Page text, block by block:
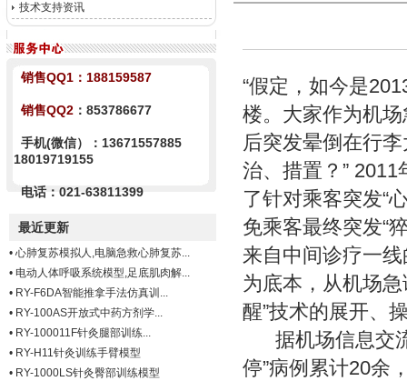
技术支持资讯
销售QQ1： 188159587
销售QQ2 ：853786677
手机(微信）：13671557885
18019719155
电话：021-63811399
最近更新
• 心肺复苏模拟人,电脑急救心肺复苏...
• 电动人体呼吸系统模型,足底肌肉解...
• RY-F6DA智能推拿手法仿真训...
• RY-100AS开放式中药方剂学...
• RY-100011F针灸腿部训练...
• RY-H11针灸训练手臂模型
• RY-1000LS针灸臀部训练模型
“假定，如今是
楼。大家作为机
后突发晕倒在行
治、措置？”
了针对乘客突发“
免乘客最终突发“
来自中间诊疗一
为底本，从机场
醒”技术的展开、
据机场信息交流
停”病例累计20余